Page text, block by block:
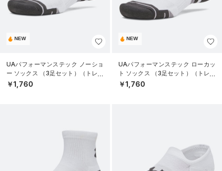
NEW
UAパフォーマンステック ノーショ
ー ソックス （3足セット）（トレー
ニング/UNISEX）
￥1,760
NEW
UAパフォーマンステック ローカッ
ト ソックス （3足セット）（トレー
ニング/UNISEX）
￥1,760